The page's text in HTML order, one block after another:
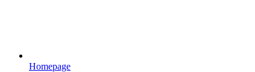
Homepage